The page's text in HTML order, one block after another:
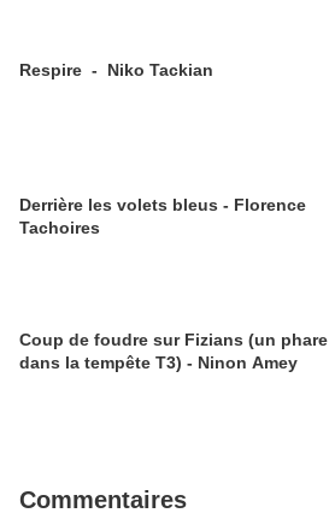
Respire - Niko Tackian
Derrière les volets bleus - Florence
Tachoires
Coup de foudre sur Fizians (un phare
dans la tempête T3) - Ninon Amey
Commentaires